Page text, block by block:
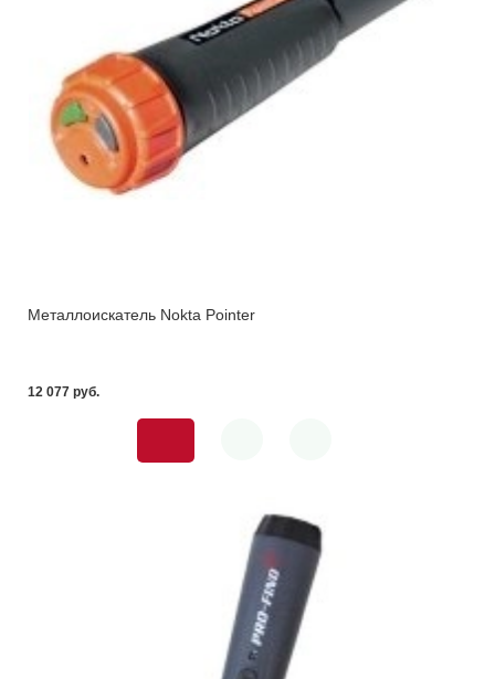
Металлоискатель Nokta Pointer
12 077 pуб.